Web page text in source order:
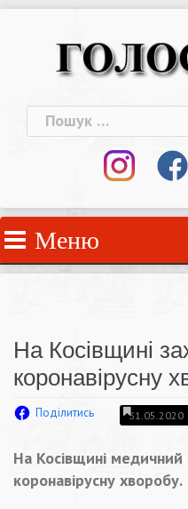
Пошук:
Меню
На Косівщині
коронавірусну
Поділитись 31.05.2020
На Косівщині медичний
коронавірусну хворобу.